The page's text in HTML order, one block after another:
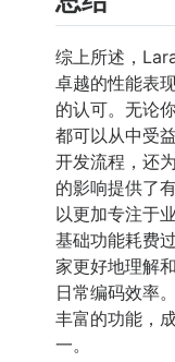
综上所述，
卓越的性能表
的认可。无论
都可以从中受
开发流程，还
的影响提供了
以更加专注于
基础功能耗费
家更好地理解
日常编码效率
丰富的功能，
一。